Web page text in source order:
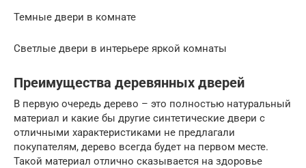
Темные двери в комнате
Светлые двери в интерьере яркой комнаты
Преимущества деревянных дверей
В первую очередь дерево – это полностью натуральный
материал и какие бы другие синтетические двери с
отличными характеристиками не предлагали
покупателям, дерево всегда будет на первом месте.
Такой материал отлично сказывается на здоровье